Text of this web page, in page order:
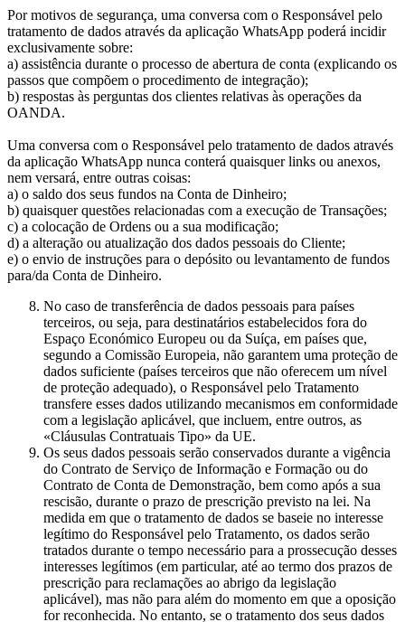
Por motivos de segurança, uma conversa com o Responsável pelo
tratamento de dados através da aplicação WhatsApp poderá incidir
exclusivamente sobre:
a) assistência durante o processo de abertura de conta (explicando os
passos que compõem o procedimento de integração);
b) respostas às perguntas dos clientes relativas às operações da
OANDA.
Uma conversa com o Responsável pelo tratamento de dados através
da aplicação WhatsApp nunca conterá quaisquer links ou anexos,
nem versará, entre outras coisas:
a) o saldo dos seus fundos na Conta de Dinheiro;
b) quaisquer questões relacionadas com a execução de Transações;
c) a colocação de Ordens ou a sua modificação;
d) a alteração ou atualização dos dados pessoais do Cliente;
e) o envio de instruções para o depósito ou levantamento de fundos
para/da Conta de Dinheiro.
No caso de transferência de dados pessoais para países
terceiros, ou seja, para destinatários estabelecidos fora do
Espaço Económico Europeu ou da Suíça, em países que,
segundo a Comissão Europeia, não garantem uma proteção de
dados suficiente (países terceiros que não oferecem um nível
de proteção adequado), o Responsável pelo Tratamento
transfere esses dados utilizando mecanismos em conformidade
com a legislação aplicável, que incluem, entre outros, as
«Cláusulas Contratuais Tipo» da UE.
Os seus dados pessoais serão conservados durante a vigência
do Contrato de Serviço de Informação e Formação ou do
Contrato de Conta de Demonstração, bem como após a sua
rescisão, durante o prazo de prescrição previsto na lei. Na
medida em que o tratamento de dados se baseie no interesse
legítimo do Responsável pelo Tratamento, os dados serão
tratados durante o tempo necessário para a prossecução desses
interesses legítimos (em particular, até ao termo dos prazos de
prescrição para reclamações ao abrigo da legislação
aplicável), mas não para além do momento em que a oposição
for reconhecida. No entanto, se o tratamento dos seus dados